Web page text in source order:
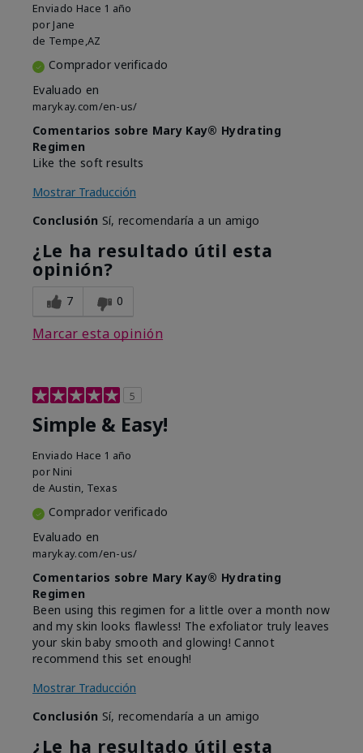
Enviado Hace 1 año
por Jane
de Tempe,AZ
Comprador verificado
Evaluado en
marykay.com/en-us/
Comentarios sobre Mary Kay® Hydrating
Regimen
Like the soft results
Mostrar Traducción
Conclusión Sí, recomendaría a un amigo
¿Le ha resultado útil esta
opinión?
7 0
Marcar esta opinión
5
Simple & Easy!
Enviado Hace 1 año
por Nini
de Austin, Texas
Comprador verificado
Evaluado en
marykay.com/en-us/
Comentarios sobre Mary Kay® Hydrating
Regimen
Been using this regimen for a little over a month now
and my skin looks flawless! The exfoliator truly leaves
your skin baby smooth and glowing! Cannot
recommend this set enough!
Mostrar Traducción
Conclusión Sí, recomendaría a un amigo
¿Le ha resultado útil esta